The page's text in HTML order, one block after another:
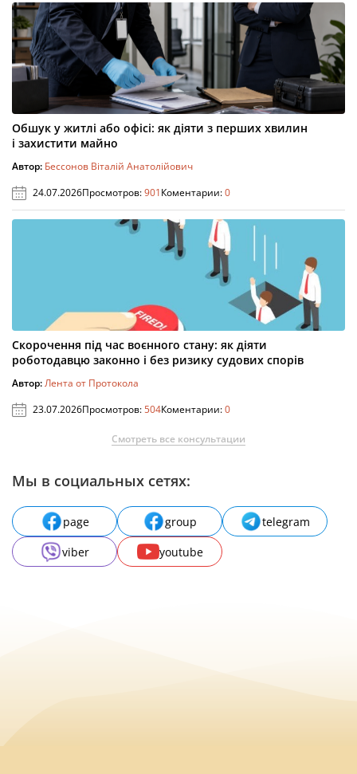
Обшук у житлі або офісі: як діяти з перших хвилин
і захистити майно
Автор: Бессонов Віталій Анатолійович
24.07.2026Просмотров:901Коментарии:0
Скорочення під час воєнного стану: як діяти
роботодавцю законно і без ризику судових спорів
Автор:Лента от Протокола
23.07.2026Просмотров:504Коментарии:0
Смотреть все консультации
Мы в социальных сетях:
page group
telegram
viber
youtube